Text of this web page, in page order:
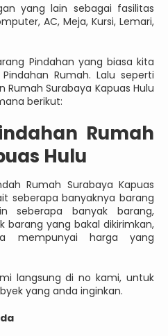
yang lain sebagai fasilitas
AC, Meja, Kursi, Lemari,
Pindahan yang biasa kita
Rumah. Lalu seperti
Rumah Surabaya Kapuas Hulu
berikut:
Rumah
Hulu
Rumah Surabaya Kapuas
seberapa banyaknya barang
seberapa banyak barang,
barang yang bakal dikirimkan,
mempunyai harga yang
langsung di no kami, untuk
yang anda inginkan.